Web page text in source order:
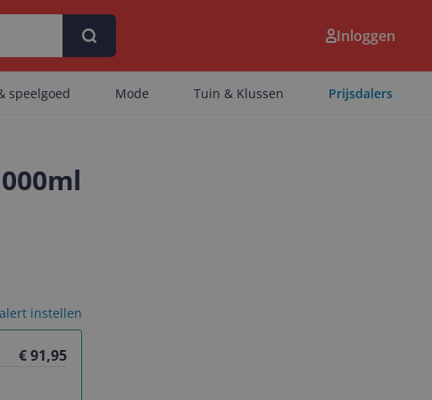
Inloggen
speelgoed Mode Tuin & Klussen Prijsdalers
€ 91,95
instellen